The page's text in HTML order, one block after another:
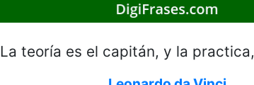
La teoría es el capitán, y la